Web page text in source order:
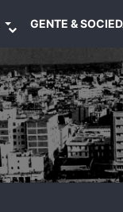
GENTE &